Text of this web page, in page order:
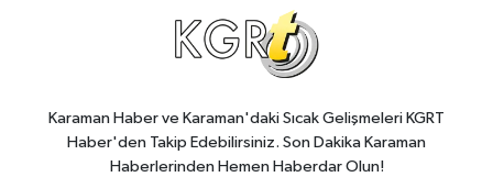
Karaman Haber ve Karaman'daki Sıcak Gelişmeleri KGRT
Haber'den Takip Edebilirsiniz. Son Dakika Karaman
Haberlerinden Hemen Haberdar Olun!